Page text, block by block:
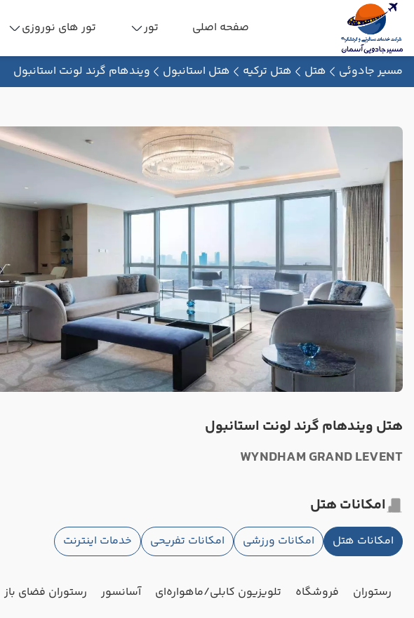
صفحه اصلی تور تور های نوروزی
مسیر جادوئی هتل هتل ترکیه هتل استانبول ویندهام گرند لونت استانبول
هتل ویندهام گرند لونت استانبول
WYNDHAM GRAND LEVENT
امکانات هتل
امکانات هتل امکانات ورزشی امکانات تفریحی خدمات اینترنت
رستوران فروشگاه تلویزیون کابلی/ماهواره‌ای آسانسور رستوران فضای باز